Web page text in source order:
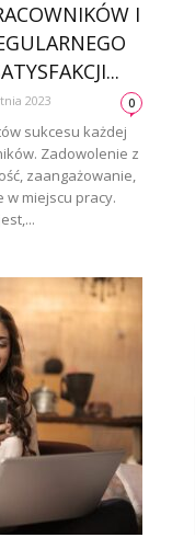
I
2023 0
sukcesu każdej
Zadowolenie z
zaangażowanie,
w miejscu pracy.